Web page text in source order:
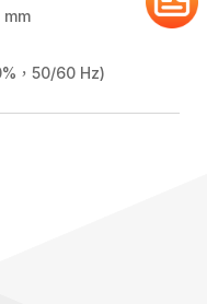
mm
，50/60 Hz)